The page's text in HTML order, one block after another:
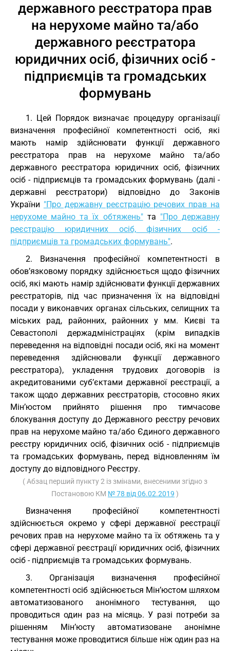
державного реєстратора прав
на нерухоме майно та/або
державного реєстратора
юридичних осіб, фізичних осіб -
підприємців та громадських
формувань
1. Цей Порядок визначає процедуру організації
визначення професійної компетентності осіб, які
мають намір здійснювати функції державного
реєстратора прав на нерухоме майно та/або
державного реєстратора юридичних осіб, фізичних
осіб - підприємців та громадських формувань (далі -
державні реєстратори) відповідно до Законів
України "Про державну реєстрацію речових прав на
нерухоме майно та їх обтяжень"та "Про державну
реєстрацію юридичних осіб, фізичних осіб -
підприємців та громадських формувань".
2. Визначення професійної компетентності в
обов’язковому порядку здійснюється щодо фізичних
осіб, які мають намір здійснювати функції державних
реєстраторів, під час призначення їх на відповідні
посади у виконавчих органах сільських, селищних та
міських рад, районних, районних у мм. Києві та
Севастополі держадміністраціях (крім випадків
переведення на відповідні посади осіб, які на момент
переведення здійснювали функції державного
реєстратора), укладення трудових договорів із
акредитованими суб’єктами державної реєстрації, а
також щодо державних реєстраторів, стосовно яких
Мін’юстом прийнято рішення про тимчасове
блокування доступу до Державного реєстру речових
прав на нерухоме майно та/або Єдиного державного
реєстру юридичних осіб, фізичних осіб - підприємців
та громадських формувань, перед відновленням їм
доступу до відповідного Реєстру.
( Абзац перший пункту 2 із змінами, внесеними згідно з
Постановою КМ № 78 від 06.02.2019 )
Визначення професійної компетентності
здійснюється окремо у сфері державної реєстрації
речових прав на нерухоме майно та їх обтяжень та у
сфері державної реєстрації юридичних осіб, фізичних
осіб - підприємців та громадських формувань.
3. Організація визначення професійної
компетентності осіб здійснюється Мін’юстом шляхом
автоматизованого анонімного тестування, що
проводиться один раз на місяць. У разі потреби за
рішенням Мін’юсту автоматизоване анонімне
тестування може проводитися більше ніж один раз на